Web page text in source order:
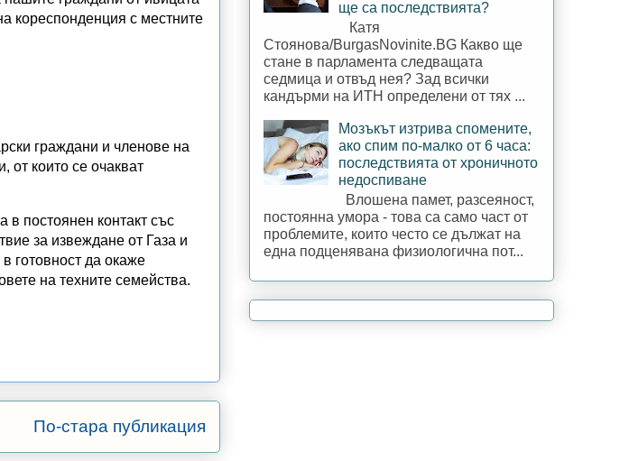
кореспонденция с местните
граждани и членове на
от които се очакват
в постоянен контакт със
за извеждане от Газа и
готовност да окаже
на техните семейства.
По-стара публикация
ще са последствията?
Катя
Стоянова/BurgasNovinite.BG Какво ще
стане в парламента следващата
седмица и отвъд нея? Зад всички
кандърми на ИТН определени от тях ...
Мозъкът изтрива спомените,
ако спим по-малко от 6 часа:
последствията от хроничното
недоспиване
Влошена памет, разсеяност,
постоянна умора - това са само част от
проблемите, които често се дължат на
една подценявана физиологична пот...